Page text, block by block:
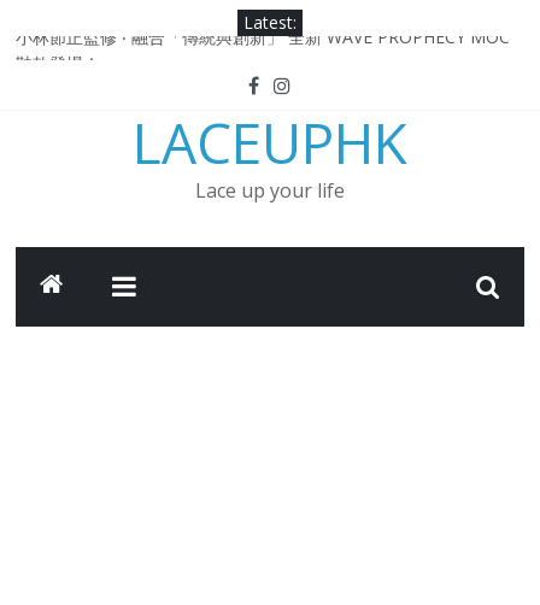
to
Latest:
小林節正監修 ‧ 融合「傳統與創新」 全新 WAVE PROPHECY MOC
Under Armour Curry 12最新簽名鞋升級登場 Curry USA 夢幻配色
延續奧運男籃熱話 同場加映．足踏Curry宇宙．別注版Curry Tour 中
Mindset」 保持爭勝之心 爭標路上永不止步
日本東京都創作分部提案 NEW BALANCE / TOKYO DESIGN
LACEUPHK
Lace up your life